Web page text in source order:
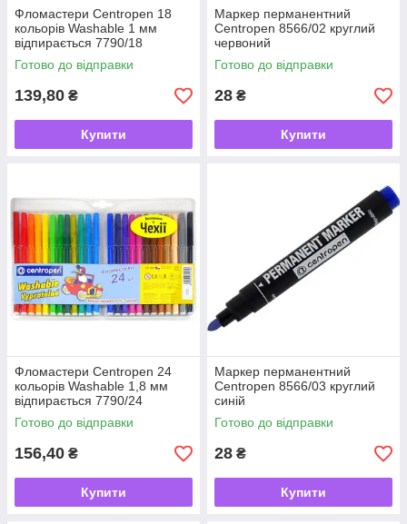
Фломастери Centropen 18
кольорів Washable 1 мм
відпирається 7790/18
Готово до відправки
139,80 ₴
Купити
Маркер перманентний
Centropen 8566/02 круглий
червоний
Готово до відправки
28 ₴
Купити
Фломастери Centropen 24
кольорів Washable 1,8 мм
відпирається 7790/24
Готово до відправки
156,40 ₴
Купити
Маркер перманентний
Centropen 8566/03 круглий
синій
Готово до відправки
28 ₴
Купити